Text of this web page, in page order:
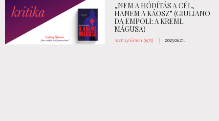
„NEM A HÓDÍTÁS A CÉL,
HANEM A KÁOSZ” (GIULIANO
DA EMPOLI: A KREML
MÁGUSA)
Isztray Simon (1975) 2023.06.01.